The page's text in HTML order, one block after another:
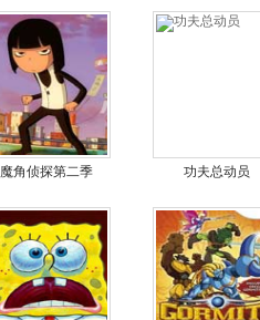
魔角侦探第二季 功夫总动员